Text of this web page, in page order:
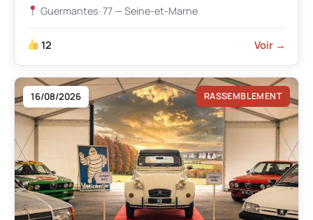
Guermantes· 77 — Seine-et-Marne
12 Voir →
16/08/2026 RASSEMBLEMENT